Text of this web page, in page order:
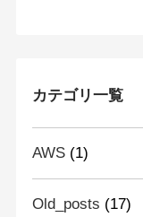
カテゴリ一覧
AWS(1)
Old_posts (17)